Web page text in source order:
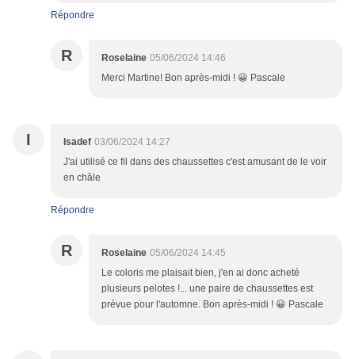
Répondre
R Roselaine 05/06/2024 14:46
Merci Martine! Bon après-midi ! 😀 Pascale
I Isadef 03/06/2024 14:27
J'ai utilisé ce fil dans des chaussettes c'est amusant de le voir
en châle
Répondre
R Roselaine 05/06/2024 14:45
Le coloris me plaisait bien, j'en ai donc acheté
plusieurs pelotes !... une paire de chaussettes est
prévue pour l'automne. Bon après-midi ! 😀 Pascale